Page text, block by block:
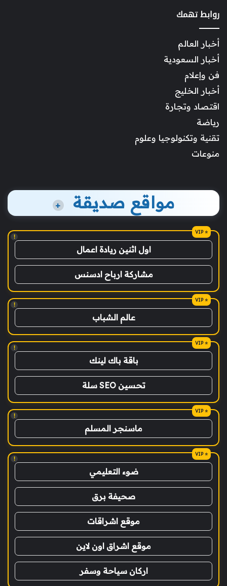
روابط تهمك
أخبار العالم
أخبار السعودية
فن وإعلام
أخبار الخليج
اقتصاد وتجارة
رياضة
تقنية وتكنولوجيا وعلوم
منوعات
مواقع صديقة +
!
اول اثنين ريادة اعمال
مشاركة ارباح ادسنس
!
عالم الشباب
!
باقة باك لينك
تحسين SEO سلة
!
ماسنجر المسلم
!
ضوء التعليمي
صحيفة برق
موقع اشراقات
موقع اشراق اون لاين
اركان سياحة وسفر